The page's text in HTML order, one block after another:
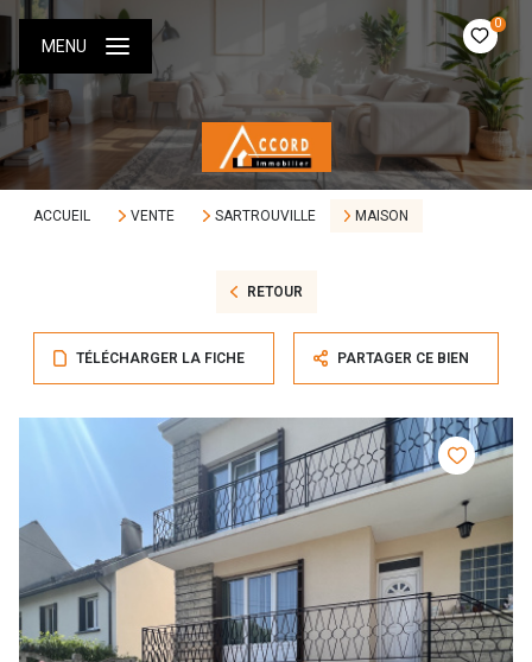
0
MENU
ACCUEIL VENTE SARTROUVILLE MAISON
RETOUR
TÉLÉCHARGER LA FICHE PARTAGER CE BIEN